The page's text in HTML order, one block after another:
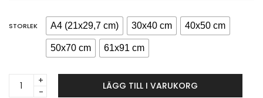
STORLEK A4 (21x29,7 cm) 30x40 cm 40x50 cm
50x70 cm 61x91 cm
Abstract
Botanical
LÄGG TILL I VARUKORG